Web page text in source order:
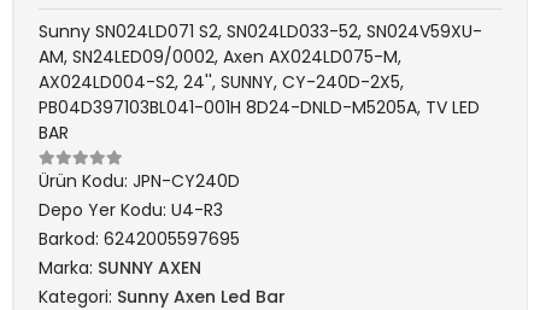
Sunny SN024LD071 S2, SN024LD033-52, SN024V59XU-
AM, SN24LED09/0002, Axen AX024LD075-M,
AX024LD004-S2, 24'', SUNNY, CY-240D-2X5,
PB04D397103BL041-001H 8D24-DNLD-M5205A, TV LED
BAR
Ürün Kodu: JPN-CY240D
Depo Yer Kodu: U4-R3
Barkod: 6242005597695
Marka: SUNNY AXEN
Kategori: Sunny Axen Led Bar